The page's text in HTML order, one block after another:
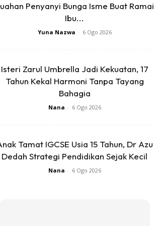
Penyanyi Bunga Isme Buat Ramai
Ibu...
Yuna Nazwa - 6 Ogo 2026
Isteri Zarul Umbrella Jadi Kekuatan, 17
Tahun Kekal Harmoni Tanpa Tayang
Bahagia
Nana - 6 Ogo 2026
Tamat IGCSE Usia 15 Tahun, Dr Azu
Dedah Strategi Pendidikan Sejak Kecil
Nana - 6 Ogo 2026